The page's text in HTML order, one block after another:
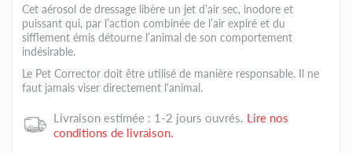
Cet aérosol de dressage libère un jet d’air sec, inodore et
puissant qui, par l’action combinée de l’air expiré et du
sifflement émis détourne l’animal de son comportement
indésirable.
Le Pet Corrector doit être utilisé de manière responsable. Il ne
faut jamais viser directement l'animal.
Livraison estimée : 1-2 jours ouvrés. Lire nos
conditions de livraison.